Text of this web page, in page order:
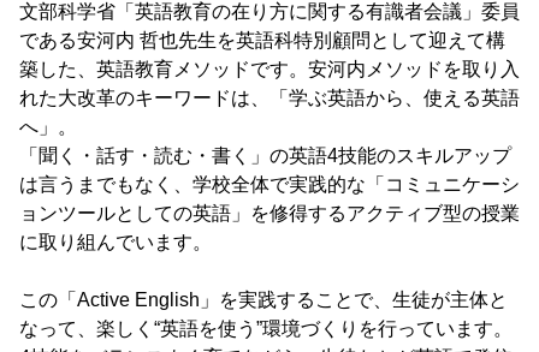
文部科学省「英語教育の在り方に関する有識者会議」委員
である安河内 哲也先生を英語科特別顧問として迎えて構
築した、英語教育メソッドです。安河内メソッドを取り入
れた大改革のキーワードは、「学ぶ英語から、使える英語
へ」。
「聞く・話す・読む・書く」の英語4技能のスキルアップ
は言うまでもなく、学校全体で実践的な「コミュニケーシ
ョンツールとしての英語」を修得するアクティブ型の授業
に取り組んでいます。
この「Active English」を実践することで、生徒が主体と
なって、楽しく“英語を使う”環境づくりを行っています。